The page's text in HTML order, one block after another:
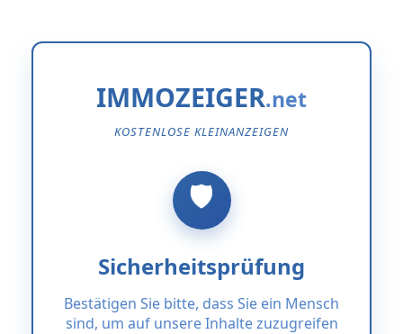
IMMOZEIGER
KOSTENLOSE KLEINANZEIGEN
Sicherheitsprüfung
Bestätigen Sie bitte, dass Sie ein Mensch
sind, um auf unsere Inhalte zuzugreifen